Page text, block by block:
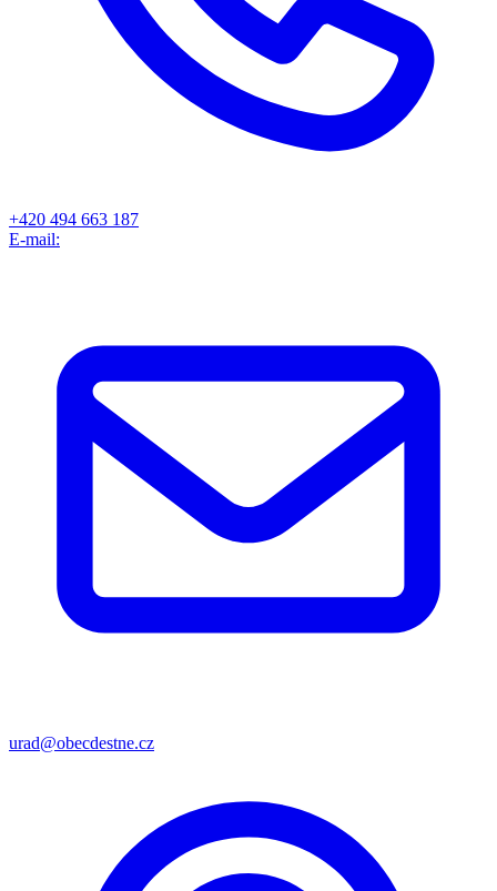
+420 494 663 187
E-mail:
urad@obecdestne.cz